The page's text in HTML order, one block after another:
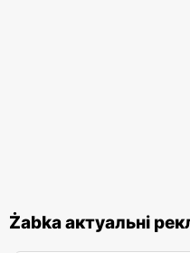
Żabka актуальні